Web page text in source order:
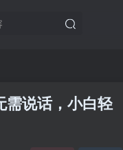
需说话，小白轻